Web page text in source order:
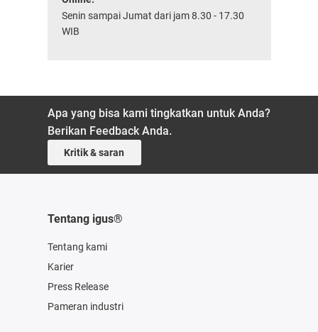
Senin sampai Jumat dari jam 8.30 - 17.30
WIB
Apa yang bisa kami tingkatkan untuk Anda?
Berikan Feedback Anda.
Kritik & saran
Tentang igus®
Tentang kami
Karier
Press Release
Pameran industri